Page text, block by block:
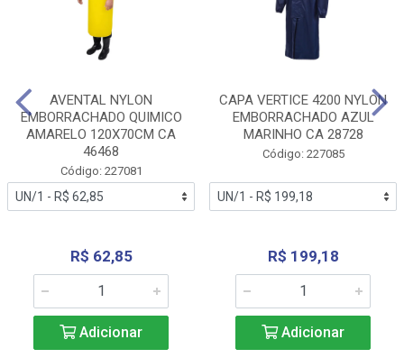
AVENTAL NYLON
EMBORRACHADO QUIMICO
AMARELO 120X70CM CA
46468
Código: 227081
R$ 62,85
Adicionar
CAPA VERTICE 4200 NYLON
EMBORRACHADO AZUL
MARINHO CA 28728
Código: 227085
R$ 199,18
Adicionar